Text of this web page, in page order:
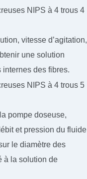
vitesse d’agitation,
une solution
internes des fibres.
pompe doseuse,
et pression du fluide
le diamètre des
à la solution de